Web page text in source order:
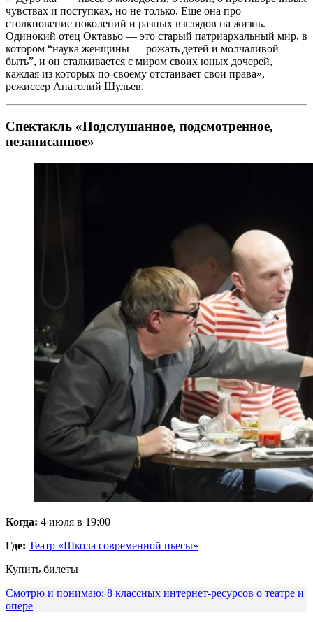
чувствах и поступках, но не только. Еще она про
столкновение поколений и разных взглядов на жизнь.
Одинокий отец Октавьо — это старый патриархальный мир, в
котором “наука женщины — рожать детей и молчаливой
быть”, и он сталкивается с миром своих юных дочерей,
каждая из которых по-своему отстаивает свои права», –
режиссер Анатолий Шульев.
Спектакль «Подслушанное, подсмотренное,
незаписанное»
Когда: 4 июля в 19:00
Где: Театр «Школа современной пьесы»
Купить билеты
Смотрю и понимаю: 8 классных интернет-ресурсов о театре и
опере